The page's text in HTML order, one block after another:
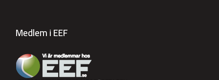
Medlem i EEF